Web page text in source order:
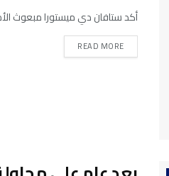
أكد ستافان دي ميستورا مبعوث
READ MORE